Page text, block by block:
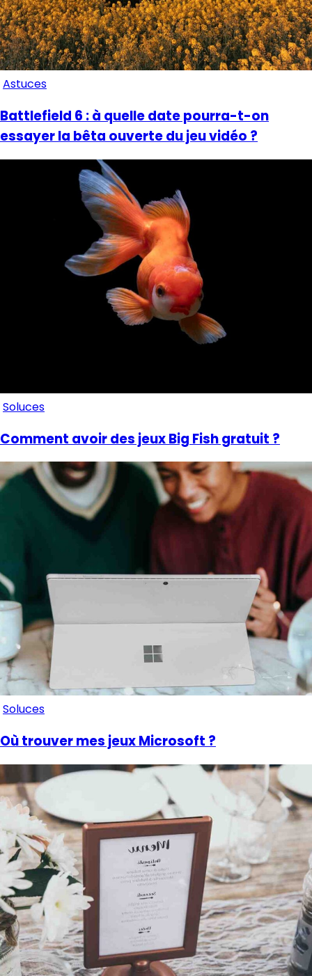
Astuces
Battlefield 6 : à quelle date pourra-t-on
essayer la bêta ouverte du jeu vidéo ?
Soluces
Comment avoir des jeux Big Fish gratuit ?
Soluces
Où trouver mes jeux Microsoft ?